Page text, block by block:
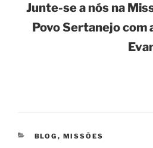
Junte-se a nós na
Povo Sertanejo com
CATEGORIAS
BLOG , MISSÕES